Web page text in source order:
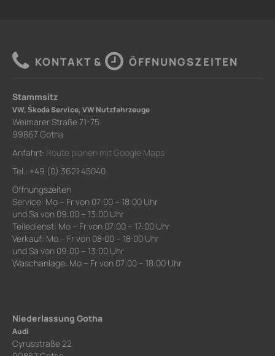
KONTAKT & ÖFFNUNGSZEITEN
Stammsitz
VW, Škoda Service, VW Nutzfahrzeuge
Weimarer Straße 71-75
99867 Gotha
Anfahrt: Route planen mit Google Maps
Tel.: +49 (0) 3621 45040
Öffnungszeiten
Service: Mo – Fr von 07:00 – 18:00 Uhr
und Sa von 09:00 – 13:00 Uhr
Teiledienst: Mo – Fr von 07:00 – 17:00 Uhr
Verkauf: Mo – Fr von 08:00 – 18:00 Uhr
und Sa von 09:00 – 13:00 Uhr
Waschanlage: Mo – Fr von 07:00 – 18:00 Uhr
Niederlassung Gotha
Audi
Cyrusstraße 22